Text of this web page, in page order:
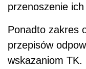
przenoszenie
Ponadto zakres
przepisów
wskazaniom